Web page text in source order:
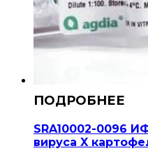
SRA10002-0096
вируса X